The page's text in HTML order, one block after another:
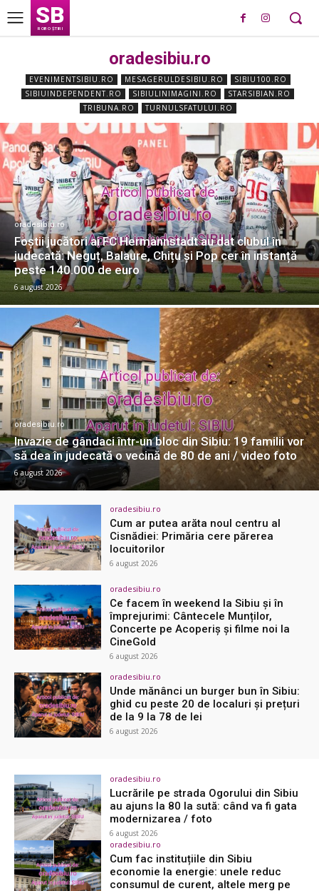
SB
ROBO ȘTIRI
oradesibiu.ro
EVENIMENTSIBIU.RO MESAGERULDESIBIU.RO
SIBIU100.RO
SIBIUINDEPENDENT.RO
SIBIULINIMAGINI.RO
STARSIBIAN.RO
TRIBUNA.RO
TURNULSFATULUI.RO
oradesibiu.ro
Foștii jucători ai FC Hermannstadt au dat clubul în
judecată: Neguț, Balaure, Chițu și Pop cer în instanță
peste 140.000 de euro
6 august 2026
oradesibiu.ro
Invazie de gândaci într-un bloc din Sibiu: 19 familii vor
să dea în judecată o vecină de 80 de ani / video foto
6 august 2026
oradesibiu.ro
Cum ar putea arăta noul centru al
Cisnădiei: Primăria cere părerea
locuitorilor
6 august 2026
oradesibiu.ro
Ce facem în weekend la Sibiu și în
împrejurimi: Cântecele Munților,
Concerte pe Acoperiș și filme noi la
CineGold
6 august 2026
oradesibiu.ro
Unde mănânci un burger bun în Sibiu:
ghid cu peste 20 de localuri și prețuri
de la 9 la 78 de lei
6 august 2026
oradesibiu.ro
Lucrările pe strada Ogorului din Sibiu
au ajuns la 80 la sută: când va fi gata
modernizarea / foto
6 august 2026
oradesibiu.ro
Cum fac instituțiile din Sibiu
economie la energie: unele reduc
consumul de curent, altele merg pe